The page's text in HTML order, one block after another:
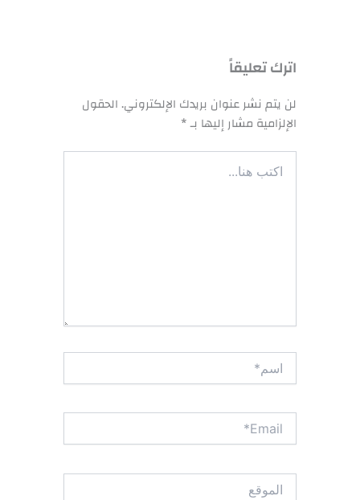
اترك تعليقاً
لن يتم نشر عنوان بريدك الإلكتروني.الحقول
الإلزامية مشار إليها بـ*
اكتب
هنا...
اسم*
Email*
الموقع